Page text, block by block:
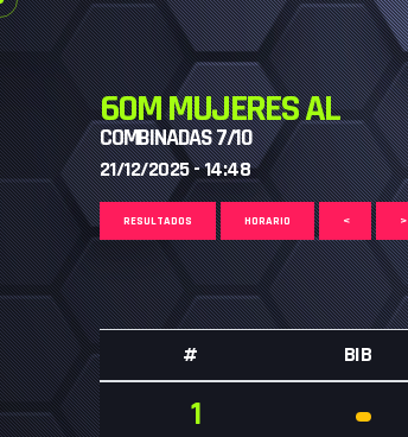
60M MUJERES AL
COMBINADAS 7/10
21/12/2025 - 14:48
RESULTADOS HORARIO < >
# BIB
1